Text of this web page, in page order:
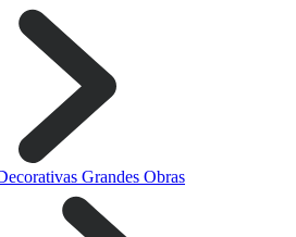
Grandes Obras